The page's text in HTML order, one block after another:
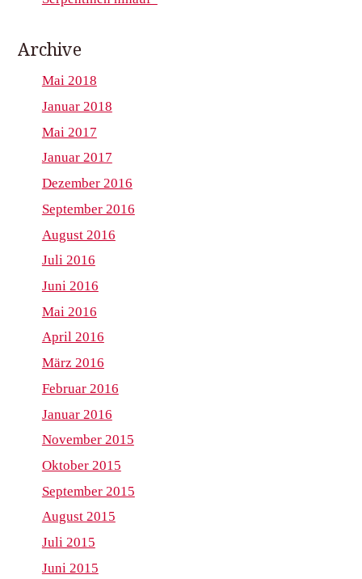
Archive
Mai 2018
Januar 2018
Mai 2017
Januar 2017
Dezember 2016
September 2016
August 2016
Juli 2016
Juni 2016
Mai 2016
April 2016
März 2016
Februar 2016
Januar 2016
November 2015
Oktober 2015
September 2015
August 2015
Juli 2015
Juni 2015